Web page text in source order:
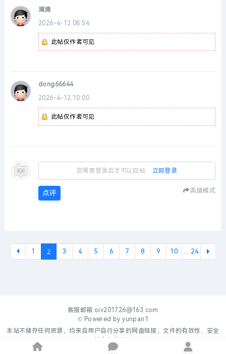
滴滴
2026-4-12 08:54
此帖仅作者可见
dong66644
2026-4-12 10:00
此帖仅作者可见
您需要登录后才可以回帖 立即登录
点评 高级模式
1 2 3 4 5 6 7 8 9 10 ... 24
客服邮箱 oiv201726@163.com
© Powered byyunpan1
本站不储存任何资源，均来自用户自行分享的网盘链接，文件的有效性、安全